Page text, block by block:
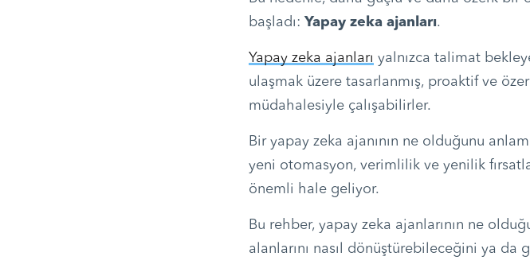
başladı: Yapay zeka ajanları.
Yapay zeka ajanları yalnızca talimat
ulaşmak üzere tasarlanmış, proaktif ve
müdahalesiyle çalışabilirler.
Bir yapay zeka ajanının ne olduğunu
yeni otomasyon, verimlilik ve yenilik
önemli hale geliyor.
Bu rehber, yapay zeka ajanlarının ne
alanlarını nasıl dönüştürebileceğini ya da